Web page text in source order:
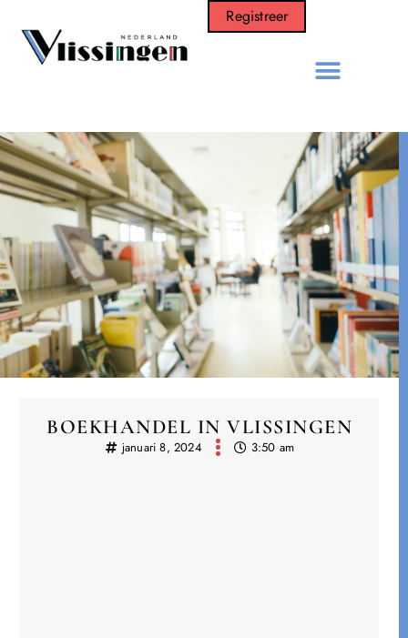
Registreer
BOEKHANDEL IN VLISSINGEN
januari 8, 2024 3:50 am